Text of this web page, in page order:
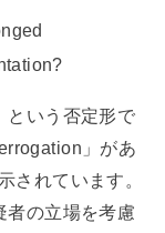
という否定形で
」があ
されています。
者の立場を考慮